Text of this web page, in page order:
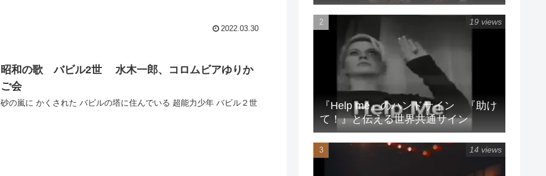
2022.03.30
昭和の歌 バビル2世 水木一郎、コロムビアゆりか
ご会
砂の嵐に かくされた バビルの塔に住んでいる 超能力少年 バビル２世
『Help me』のハンドサイン 『助け
て！』と伝える世界共通サイン
19 views
14 views